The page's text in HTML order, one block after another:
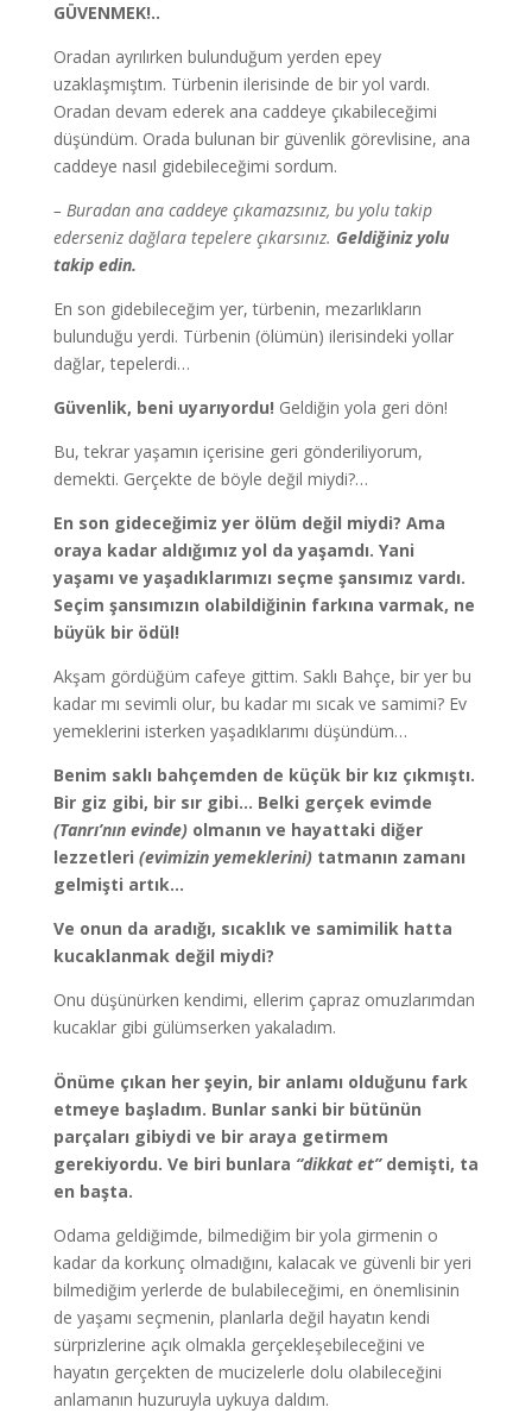
GÜVENMEK!..
Oradan ayrılırken bulunduğum yerden epey
uzaklaşmıştım. Türbenin ilerisinde de bir yol vardı.
Oradan devam ederek ana caddeye çıkabileceğimi
düşündüm. Orada bulunan bir güvenlik görevlisine, ana
caddeye nasıl gidebileceğimi sordum.
– Buradan ana caddeye çıkamazsınız, bu yolu takip
ederseniz dağlara tepelere çıkarsınız. Geldiğiniz yolu
takip edin.
En son gidebileceğim yer, türbenin, mezarlıkların
bulunduğu yerdi. Türbenin (ölümün) ilerisindeki yollar
dağlar, tepelerdi…
Güvenlik, beni uyarıyordu! Geldiğin yola geri dön!
Bu, tekrar yaşamın içerisine geri gönderiliyorum,
demekti. Gerçekte de böyle değil miydi?…
En son gideceğimiz yer ölüm değil miydi? Ama
oraya kadar aldığımız yol da yaşamdı. Yani
yaşamı ve yaşadıklarımızı seçme şansımız vardı.
Seçim şansımızın olabildiğinin farkına varmak, ne
büyük bir ödül!
Akşam gördüğüm cafeye gittim. Saklı Bahçe, bir yer bu
kadar mı sevimli olur, bu kadar mı sıcak ve samimi? Ev
yemeklerini isterken yaşadıklarımı düşündüm…
Benim saklı bahçemden de küçük bir kız çıkmıştı.
Bir giz gibi, bir sır gibi… Belki gerçek evimde
(Tanrı’nın evinde)olmanın ve hayattaki diğer
lezzetleri (evimizin yemeklerini)tatmanın zamanı
gelmişti artık…
Ve onun da aradığı, sıcaklık ve samimilik hatta
kucaklanmak değil miydi?
Onu düşünürken kendimi, ellerim çapraz omuzlarımdan
kucaklar gibi gülümserken yakaladım.
Önüme çıkan her şeyin, bir anlamı olduğunu fark
etmeye başladım. Bunlar sanki bir bütünün
parçaları gibiydi ve bir araya getirmem
gerekiyordu. Ve biri bunlara “dikkat et”demişti, ta
en başta.
Odama geldiğimde, bilmediğim bir yola girmenin o
kadar da korkunç olmadığını, kalacak ve güvenli bir yeri
bilmediğim yerlerde de bulabileceğimi, en önemlisinin
de yaşamı seçmenin, planlarla değil hayatın kendi
sürprizlerine açık olmakla gerçekleşebileceğini ve
hayatın gerçekten de mucizelerle dolu olabileceğini
anlamanın huzuruyla uykuya daldım.